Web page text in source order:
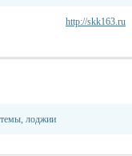
http://skk163.ru
лоджии